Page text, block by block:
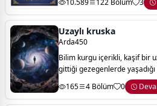
gerçek dini, akıl ve sorgulam
10.589 122 Bölüm 3
Uzaylı kruska
Arda450
Bilim kurgu içerikli, kaşif bir
gittiği gezegenlerde yaşadığı maceralar.
maceralarıyla karşınızda:)
165 4 Bölüm 0